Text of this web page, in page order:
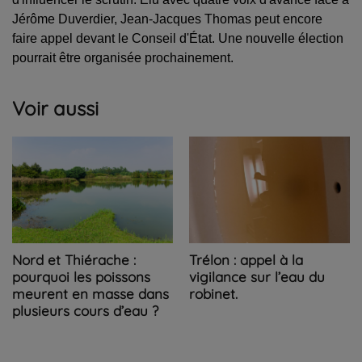
Jérôme Duverdier, Jean-Jacques Thomas peut encore
faire appel devant le Conseil d'État. Une nouvelle élection
pourrait être organisée prochainement.
Voir aussi
Nord et Thiérache :
pourquoi les poissons
meurent en masse dans
plusieurs cours d’eau ?
Trélon : appel à la
vigilance sur l’eau du
robinet.